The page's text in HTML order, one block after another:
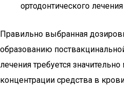
ортодонтического лечения
Правильно выбранная
образованию
лечения требуется
концентрации средства в